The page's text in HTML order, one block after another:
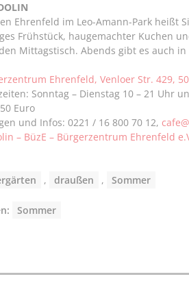
Ehrenfeld im Leo-Amann-Park heißt
Frühstück, haugemachter Kuchen
Mittagstisch. Abends gibt es auch
Ehrenfeld, Venloer Str. 429,
Sonntag – Dienstag 10 – 21 Uhr
Euro
und Infos: 0221 / 16 800 70 12,
– BüzE – Bürgerzentrum Ehrenfeld
, draußen , Sommer
Sommer